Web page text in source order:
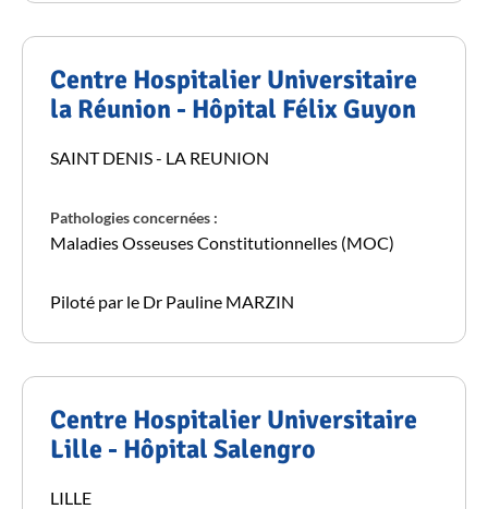
Centre Hospitalier Universitaire
la Réunion - Hôpital Félix Guyon
SAINT DENIS - LA REUNION
Pathologies concernées :
Maladies Osseuses Constitutionnelles (MOC)
Piloté par le Dr Pauline MARZIN
Centre Hospitalier Universitaire
Lille - Hôpital Salengro
LILLE